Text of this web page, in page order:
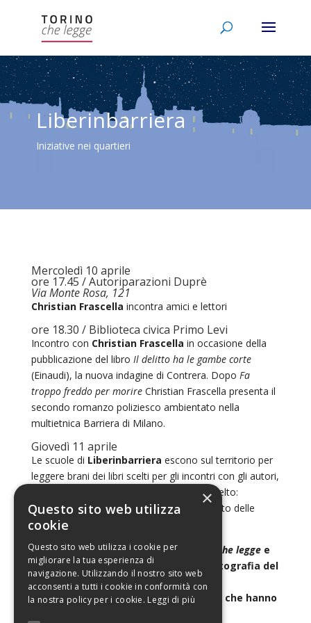
Liberinbarriera
Iniziative nei quartieri
Mercoledì 10 aprile
ore 17.45 / Autoriparazioni Duprè
Via Monte Rosa, 121
Christian Frascella incontra amici e lettori
ore 18.30 / Biblioteca civica Primo Levi
Incontro con Christian Frascella in occasione della
pubblicazione del libro Il delitto ha le gambe corte
(Einaudi), la nuova indagine di Contrera. Dopo Fa
troppo freddo per morire Christian Frascella presenta il
secondo romanzo poliziesco ambientato nella
multietnica Barriera di Milano.
Giovedì 11 aprile
Le scuole di Liberinbarriera escono sul territorio per
leggere brani dei libri scelti per gli incontri con gli autori,
poesie, testi significativi relativi al tema scelto:
guardare a ciò che ci rende simili nel rispetto delle
diversità di ciascuno.
Le classi hanno due cartelloni,
Torino che legge e
Barriera che legge, e invieranno una fotografia del
loro flashmob alla pagina facebook di
Liberinbarriera, insieme al titolo di ciò che hanno
×
Questo sito web utilizza
cookie
Questo sito web utilizza i cookie per
migliorare la tua esperienza di
navigazione. Utilizzando il nostro sito web
acconsenti a tutti i cookie in conformità con
la nostra policy per i cookie. Leggi di più